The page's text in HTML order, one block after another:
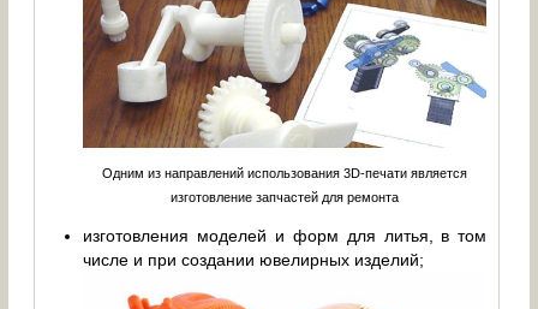
Одним из направлений использования 3D-печати является
изготовление запчастей для ремонта
изготовления моделей и форм для литья, в том
числе и при создании ювелирных изделий;